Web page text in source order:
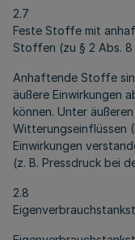
2.7
Feste Stoffe mit
Stoffen (zu § 2 Abs. 8
Anhaftende Stoffe
äußere Einwirkungen
können. Unter
Witterungseinflüssen
Einwirkungen
(z. B. Pressdruck bei
2.8